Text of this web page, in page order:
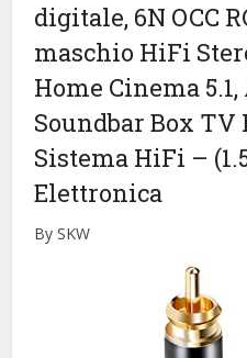
digitale, 6N OCC
maschio HiFi
Home Cinema
Soundbar Box TV
Sistema HiFi –
Elettronica
By SKW